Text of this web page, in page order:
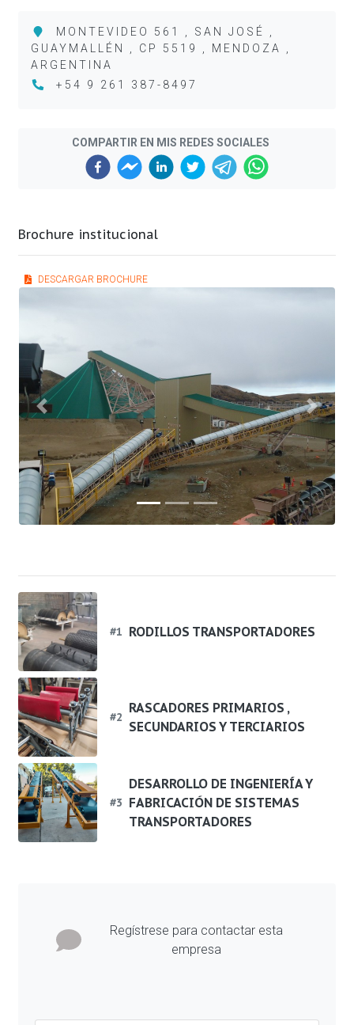
MONTEVIDEO 561 , SAN JOSÉ ,
GUAYMALLÉN , CP 5519 , MENDOZA ,
ARGENTINA
+54 9 261 387-8497
COMPARTIR EN MIS REDES SOCIALES
Brochure institucional
DESCARGAR BROCHURE
Previous Next
#1 RODILLOS TRANSPORTADORES
#2
RASCADORES PRIMARIOS ,
SECUNDARIOS Y TERCIARIOS
#3
DESARROLLO DE INGENIERÍA Y
FABRICACIÓN DE SISTEMAS
TRANSPORTADORES
Regístrese para contactar esta
empresa